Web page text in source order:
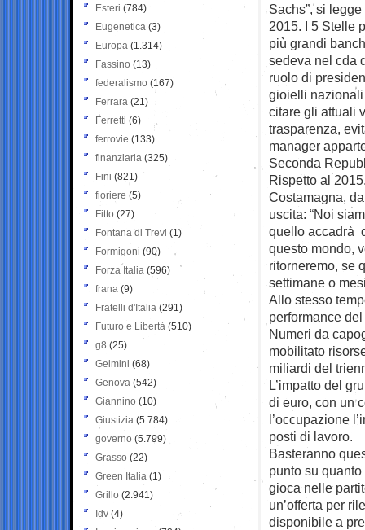
Sachs”, si
2015. I 5 Stelle
più grandi
sedeva nel cda
ruolo di
gioielli nazionali
citare gli attuali
trasparenza,
manager
Seconda
Rispetto al
Costamagna,
uscita: “Noi
quello accadrà
questo mondo,
ritorneremo, se
settimane o
Allo stesso
performance
Numeri da
mobilitato
miliardi del
L’impatto del
di euro, con un
l’occupazione
posti di lavoro.
Basteranno
punto su
gioca nelle
un’offerta per
disponibile a
Esteri (784)
Eugenetica (3)
Europa (1.314)
Fassino (13)
federalismo (167)
Ferrara (21)
Ferretti (6)
ferrovie (133)
finanziaria (325)
Fini (821)
fioriere (5)
Fitto (27)
Fontana di Trevi (1)
Formigoni (90)
Forza Italia (596)
frana (9)
Fratelli d'Italia (291)
Futuro e Libertà (510)
g8 (25)
Gelmini (68)
Genova (542)
Giannino (10)
Giustizia (5.784)
governo (5.799)
Grasso (22)
Green Italia (1)
Grillo (2.941)
Idv (4)